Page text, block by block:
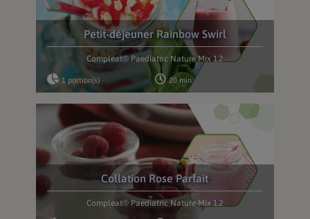
Petit-déjeuner Rainbow Swirl
Compleat® Paediatric Nature Mix 1.2
1 portion(s) 20 min
Collation Rose Parfait
Compleat® Paediatric Nature Mix 1.2